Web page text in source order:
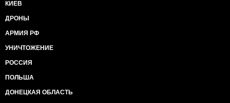
КИЕВ
ДРОНЫ
АРМИЯ РФ
УНИЧТОЖЕНИЕ
РОССИЯ
ПОЛЬША
ДОНЕЦКАЯ ОБЛАСТЬ